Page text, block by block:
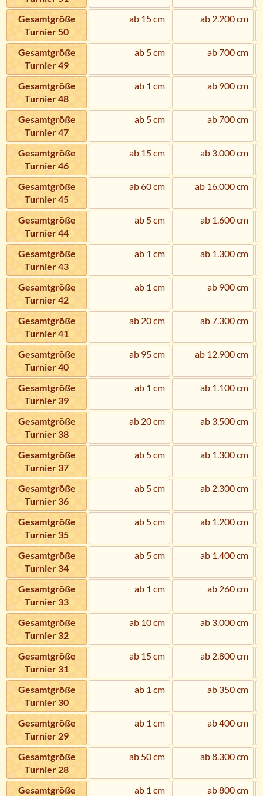
Gesamtgröße
Turnier 50
ab 15 cm ab 2.200 cm
Gesamtgröße
Turnier 49
ab 5 cm ab 700 cm
Gesamtgröße
Turnier 48
ab 1 cm ab 900 cm
Gesamtgröße
Turnier 47
ab 5 cm ab 700 cm
Gesamtgröße
Turnier 46
ab 15 cm ab 3.000 cm
Gesamtgröße
Turnier 45
ab 60 cm ab 16.000 cm
Gesamtgröße
Turnier 44
ab 5 cm ab 1.600 cm
Gesamtgröße
Turnier 43
ab 1 cm ab 1.300 cm
Gesamtgröße
Turnier 42
ab 1 cm ab 900 cm
Gesamtgröße
Turnier 41
ab 20 cm ab 7.300 cm
Gesamtgröße
Turnier 40
ab 95 cm ab 12.900 cm
Gesamtgröße
Turnier 39
ab 1 cm ab 1.100 cm
Gesamtgröße
Turnier 38
ab 20 cm ab 3.500 cm
Gesamtgröße
Turnier 37
ab 5 cm ab 1.300 cm
Gesamtgröße
Turnier 36
ab 5 cm ab 2.300 cm
Gesamtgröße
Turnier 35
ab 5 cm ab 1.200 cm
Gesamtgröße
Turnier 34
ab 5 cm ab 1.400 cm
Gesamtgröße
Turnier 33
ab 1 cm ab 260 cm
Gesamtgröße
Turnier 32
ab 10 cm ab 3.000 cm
Gesamtgröße
Turnier 31
ab 15 cm ab 2.800 cm
Gesamtgröße
Turnier 30
ab 1 cm ab 350 cm
Gesamtgröße
Turnier 29
ab 1 cm ab 400 cm
Gesamtgröße
Turnier 28
ab 50 cm ab 8.300 cm
Gesamtgröße
ab 1 cm ab 800 cm